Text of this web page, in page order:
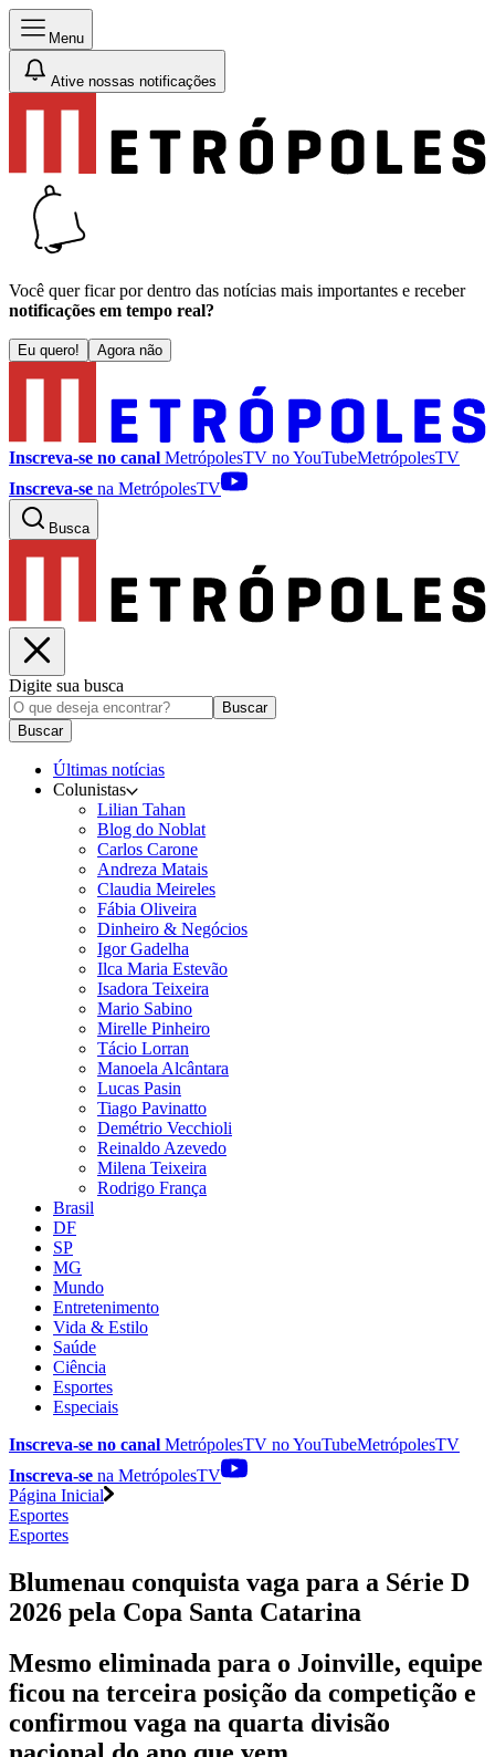
Menu
Ative nossas notificações
Você quer ficar por dentro das notícias mais importantes e receber
notificações em tempo real?
Eu quero! Agora não
Inscreva-se no canal MetrópolesTV noYouTubeMetrópolesTV
Inscreva-se na MetrópolesTV
Busca
Digite sua busca
Buscar
Buscar
Últimas notícias
Colunistas
Lilian Tahan
Blog do Noblat
Carlos Carone
Andreza Matais
Claudia Meireles
Fábia Oliveira
Dinheiro & Negócios
Igor Gadelha
Ilca Maria Estevão
Isadora Teixeira
Mario Sabino
Mirelle Pinheiro
Tácio Lorran
Manoela Alcântara
Lucas Pasin
Tiago Pavinatto
Demétrio Vecchioli
Reinaldo Azevedo
Milena Teixeira
Rodrigo França
Brasil
DF
SP
MG
Mundo
Entretenimento
Vida & Estilo
Saúde
Ciência
Esportes
Especiais
Inscreva-se no canal MetrópolesTV noYouTubeMetrópolesTV
Inscreva-se na MetrópolesTV
Página Inicial
Esportes
Esportes
Blumenau conquista vaga para a Série D
2026 pela Copa Santa Catarina
Mesmo eliminada para o Joinville, equipe
ficou na terceira posição da competição e
confirmou vaga na quarta divisão